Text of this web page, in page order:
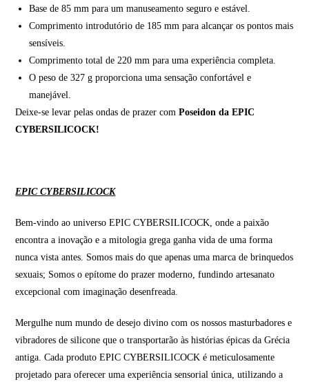
Base de 85 mm para um manuseamento seguro e estável.
Comprimento introdutório de 185 mm para alcançar os pontos mais
sensíveis.
Comprimento total de 220 mm para uma experiência completa.
O peso de 327 g proporciona uma sensação confortável e
manejável.
Deixe-se levar pelas ondas de prazer comPoseidon da EPIC
CYBERSILICOCK!
EPIC CYBERSILICOCK
Bem-vindo ao universo EPIC CYBERSILICOCK, onde a paixão
encontra a inovação e a mitologia grega ganha vida de uma forma
nunca vista antes. Somos mais do que apenas uma marca de brinquedos
sexuais; Somos o epítome do prazer moderno, fundindo artesanato
excepcional com imaginação desenfreada.
Mergulhe num mundo de desejo divino com os nossos masturbadores e
vibradores de silicone que o transportarão às histórias épicas da Grécia
antiga. Cada produto EPIC CYBERSILICOCK é meticulosamente
projetado para oferecer uma experiência sensorial única, utilizando a